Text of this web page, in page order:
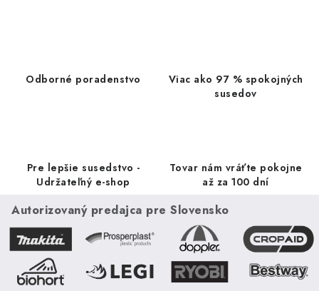
Odborné poradenstvo
Viac ako 97 % spokojných
susedov
Pre lepšie susedstvo -
Udržateľný e-shop
Tovar nám vráťte pokojne
až za 100 dní
Autorizovaný predajca pre Slovensko